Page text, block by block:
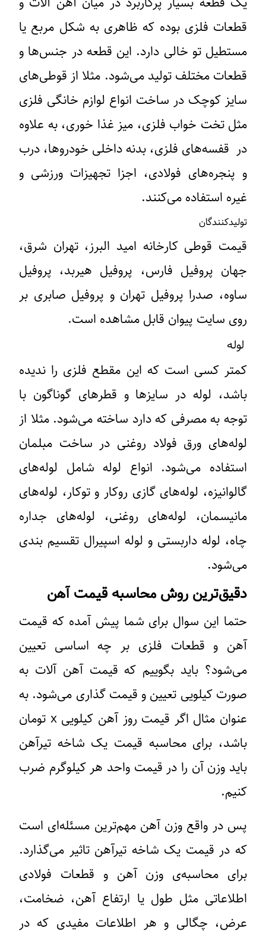
قطعات فلزی بوده که ظاهری به شکل مربع یا
مستطیل تو خالی دارد. این قطعه در جنس‌ها و
قطعات مختلف تولید می‌شود. مثلا از قوطی‌های
سایز کوچک در ساخت انواع لوازم خانگی فلزی
مثل تخت خواب فلزی، میز غذا خوری، به علاوه
در قفسه‌های فلزی، بدنه داخلی خودروها، درب
و پنجره‌های فولادی، اجزا تجهیزات ورزشی و
غیره استفاده می‌کنند.
تولیدکنندگان
قیمت قوطی کارخانه امید البرز، تهران شرق،
جهان پروفیل فارس، پروفیل هیربد، پروفیل
ساوه، صدرا پروفیل تهران و پروفیل صابری بر
روی سایت پیوان قابل مشاهده است.
لوله
کمتر کسی است که این مقطع فلزی را ندیده
باشد، لوله در سایز‌ها و قطر‌های گوناگون با
توجه به مصرفی که دارد ساخته می‌شود. مثلا از
لوله‌های ورق فولاد روغنی در ساخت مبلمان
استفاده می‌شود. انواع لوله شامل لوله‌های
گالوانیزه، لوله‌های گازی روکار و توکار، لوله‌های
مانیسمان، لوله‌های روغنی، لوله‌های جداره
چاه، لوله داربستی و لوله اسپیرال تقسیم بندی
می‌شود.
دقیق‌ترین روش محاسبه قیمت آهن
حتما این سوال برای شما پیش آمده که قیمت
آهن و قطعات فلزی بر چه اساسی تعیین
می‌شود؟ باید بگوییم که قیمت آهن آلات به
صورت کیلویی تعیین و قیمت گذاری می‌شود. به
عنوان مثال اگر قیمت روز آهن کیلویی x تومان
باشد، برای محاسبه قیمت یک شاخه تیرآهن
باید وزن آن را در قیمت واحد هر کیلوگرم ضرب
کنیم.
پس در واقع وزن آهن مهم‌ترین مسئله‌ای است
که در قیمت یک شاخه تیرآهن تاثیر می‌گذارد.
برای محاسبه‌ی وزن آهن و قطعات فولادی
اطلاعاتی مثل طول یا ارتفاع آهن، ضخامت،
عرض، چگالی و هر اطلاعات مفیدی که در